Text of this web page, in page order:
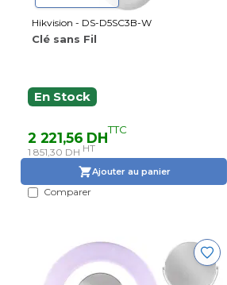
Hikvision - DS-D5SC3B-W
Clé sans Fil
En Stock
2 221,56 DHTTC
1 851,30 DH HT
Ajouter au panier
Comparer